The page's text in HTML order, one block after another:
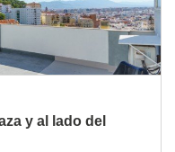
y al lado del